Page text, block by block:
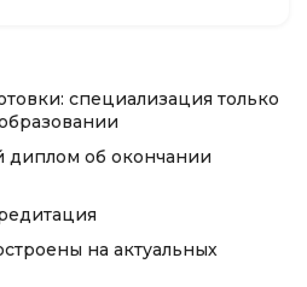
специализация только
об окончании
на актуальных